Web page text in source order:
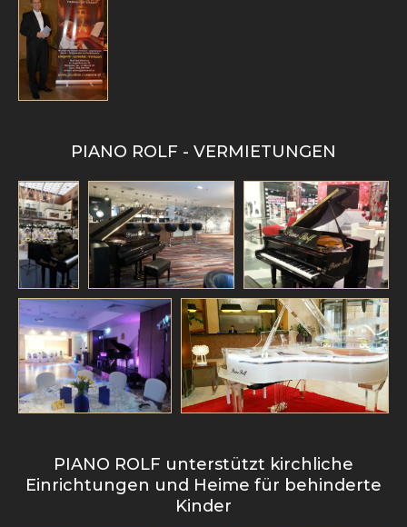
PIANO ROLF - VERMIETUNGEN
PIANO ROLF unterstützt kirchliche
Einrichtungen und Heime für behinderte
Kinder